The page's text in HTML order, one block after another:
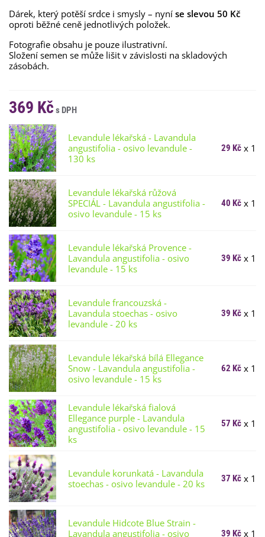
Dárek, který potěší srdce i smysly – nyní se slevou 50 Kč
oproti běžné ceně jednotlivých položek.
Fotografie obsahu je pouze ilustrativní.
Složení semen se může lišit v závislosti na skladových
zásobách.
369 Kč
Levandule lékařská - Lavandula
angustifolia - osivo levandule -
130 ks
29 Kč x 1
Levandule lékařská růžová
SPECIÁL - Lavandula angustifolia -
osivo levandule - 15 ks
40 Kč x 1
Levandule lékařská Provence -
Lavandula angustifolia - osivo
levandule - 15 ks
39 Kč x 1
Levandule francouzská -
Lavandula stoechas - osivo
levandule - 20 ks
39 Kč x 1
Levandule lékařská bílá Ellegance
Snow - Lavandula angustifolia -
osivo levandule - 15 ks
62 Kč x 1
Levandule lékařská fialová
Ellegance purple - Lavandula
angustifolia - osivo levandule - 15
ks
57 Kč x 1
Levandule korunkatá - Lavandula
stoechas - osivo levandule - 20 ks
37 Kč x 1
Levandule Hidcote Blue Strain -
Lavandula angustifolia - osivo
39 Kč x 1